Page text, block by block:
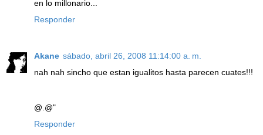
en lo millonario...
Responder
Akane sábado, abril 26, 2008 11:14:00 a. m.
nah nah sincho que estan igualitos hasta parecen cuates!!!
@.@"
Responder